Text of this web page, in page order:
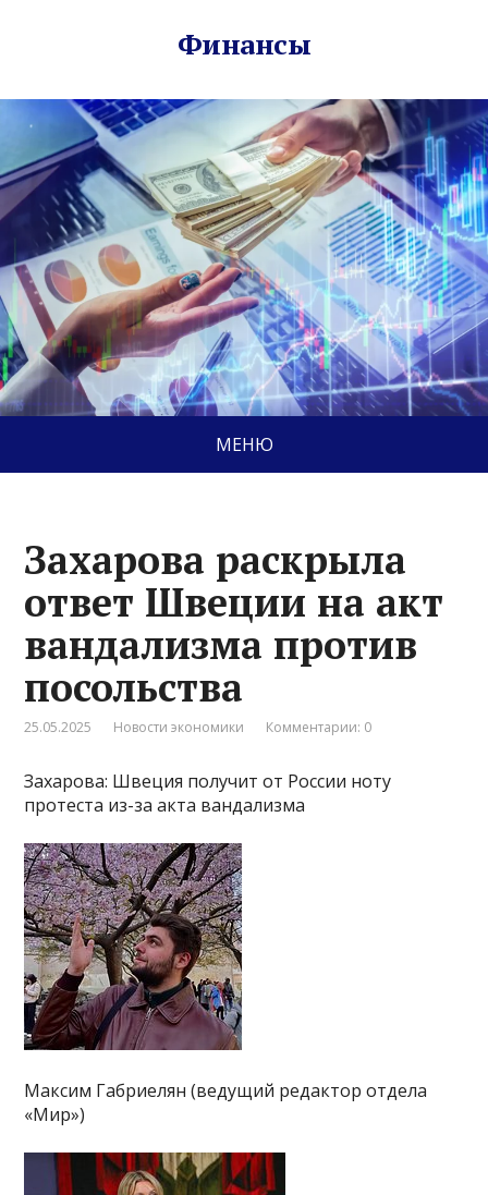
Финансы
МЕНЮ
Захарова раскрыла
ответ Швеции на акт
вандализма против
посольства
25.05.2025 Новости экономики Комментарии: 0
Захарова: Швеция получит от России ноту
протеста из-за акта вандализма
Максим Габриелян (ведущий редактор отдела
«Мир»)